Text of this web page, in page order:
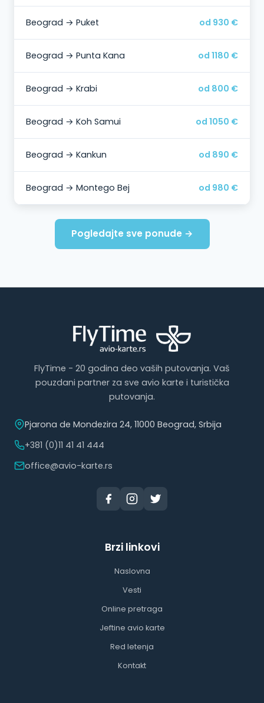
Beograd → Puket od 930 €
Beograd → Punta Kana od 1180 €
Beograd → Krabi od 800 €
Beograd → Koh Samui od 1050 €
Beograd → Kankun od 890 €
Beograd → Montego Bej od 980 €
Pogledajte sve ponude →
FlyTime - 20 godina deo vaših putovanja. Vaš
pouzdani partner za sve avio karte i turistička
putovanja.
Pjarona de Mondezira 24, 11000 Beograd, Srbija
+381 (0)11 41 41 444
office@avio-karte.rs
Brzi linkovi
Naslovna
Vesti
Online pretraga
Jeftine avio karte
Red letenja
Kontakt